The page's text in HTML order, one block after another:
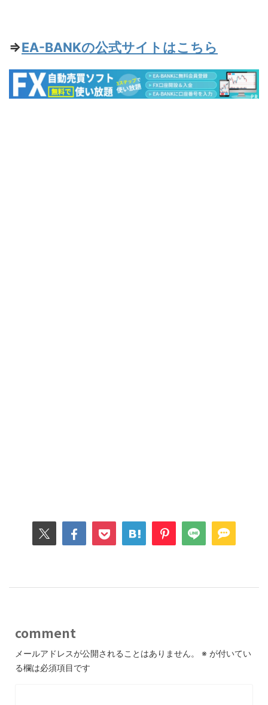
⇒EA-BANKの公式サイトはこちら
comment
メールアドレスが公開されることはありません。 ※ が付いてい
る欄は必須項目です